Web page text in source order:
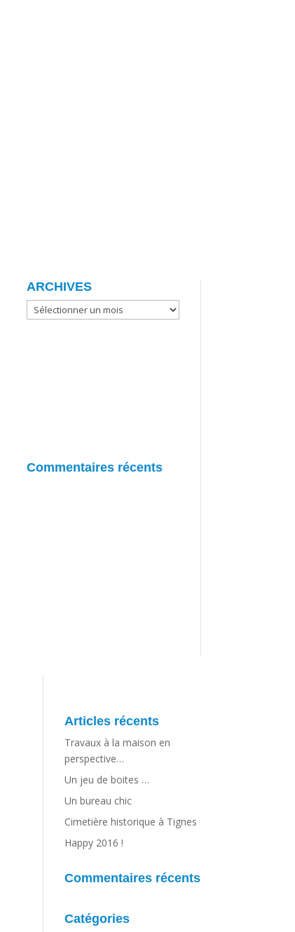
ARCHIVES
ARCHIVES
Commentaires récents
Articles récents
Travaux à la maison en
perspective…
Un jeu de boites …
Un bureau chic
Cimetière historique à Tignes
Happy 2016 !
Commentaires récents
Catégories